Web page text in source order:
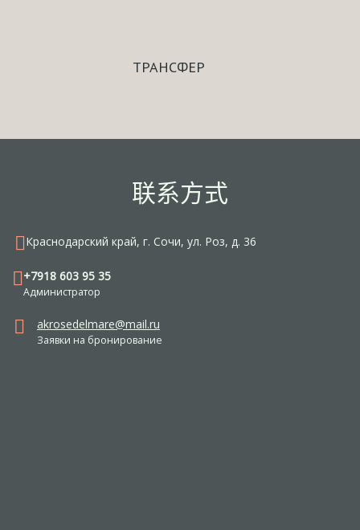
ТРАНСФЕР
联系方式
Краснодарский край, г. Сочи, ул. Роз, д. 36
+7918 603 95 35
Администратор
akrosedelmare@mail.ru
Заявки на бронирование